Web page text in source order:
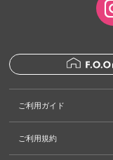
ご利用ガイド
ご利用規約